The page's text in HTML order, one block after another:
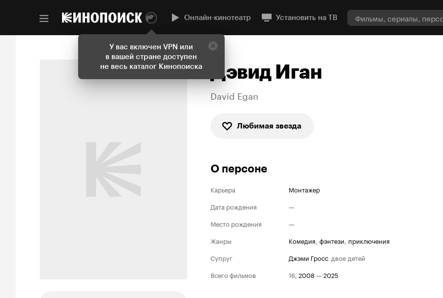
У вас включен VPN или
в вашей стране доступен
не весь каталог Кинопоиска
Онлайн-кинотеатр Установить на ТВ
Дэвид Иган
David Egan
Любимая звезда
О персоне
Карьера
Монтажер
Дата рождения
—
Место рождения
—
Жанры
комедия, фэнтези, приключения
Супруг
Джэми Гросс двое детей
Всего фильмов
16, 2008— 2025